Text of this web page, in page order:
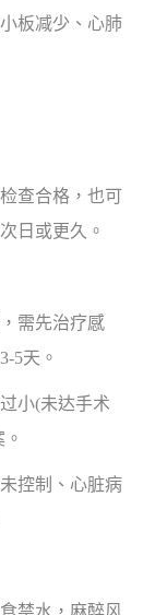
板减少、心肺
查合格，也可
日或更久。
需先治疗感
5天。
小(未达手术
控制、心脏病
禁水，麻醉风